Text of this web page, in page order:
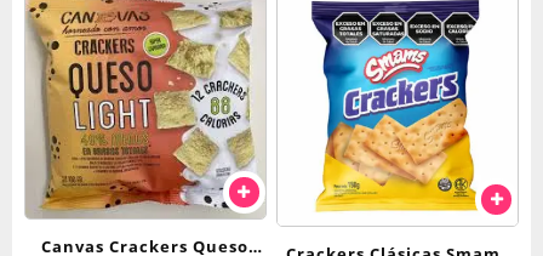
Canvas Crackers Queso